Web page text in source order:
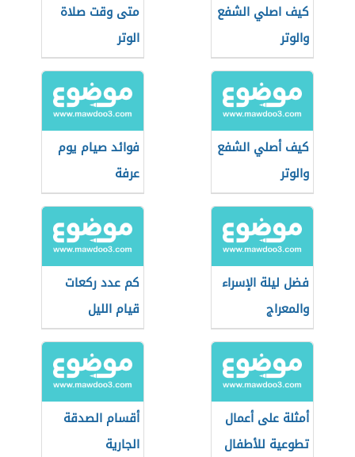
كيف اصلي الشفع
والوتر
متى وقت صلاة
الوتر
كيف أصلي الشفع
والوتر
فوائد صيام يوم
عرفة
فضل ليلة الإسراء
والمعراج
كم عدد ركعات
قيام الليل
أمثلة على أعمال
تطوعية للأطفال
أقسام الصدقة
الجارية